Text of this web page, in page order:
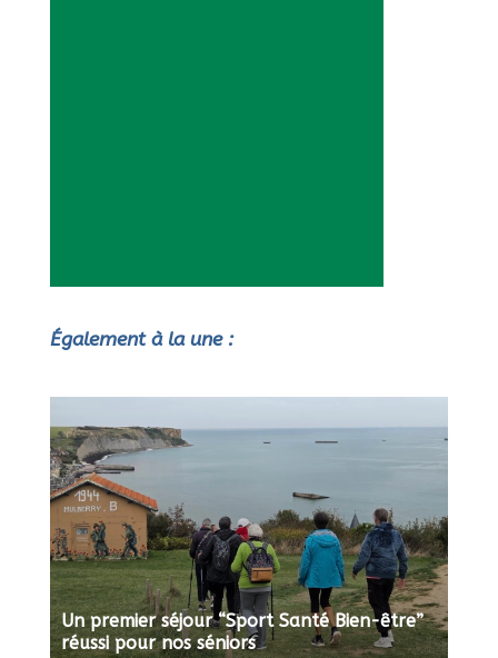
Également à la une :
Un premier séjour “Sport Santé Bien-être”
réussi pour nos séniors